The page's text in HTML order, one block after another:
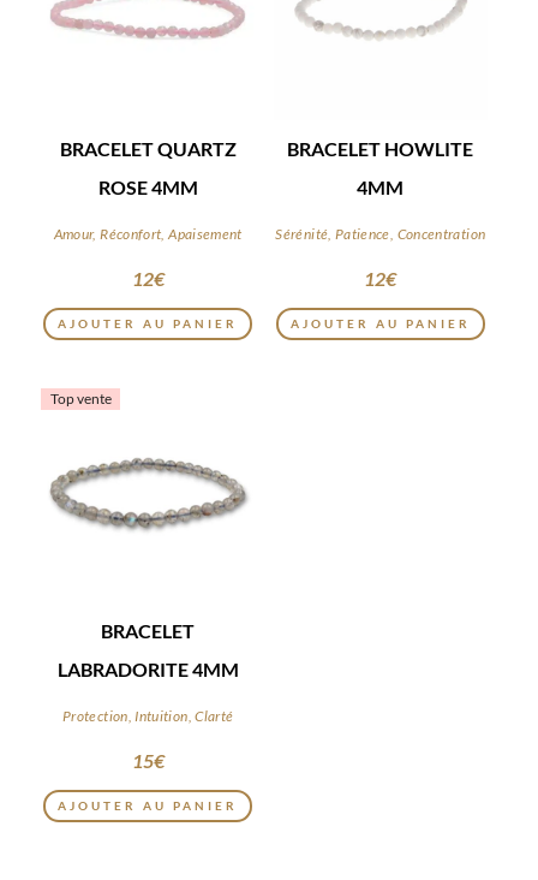
BRACELET QUARTZ
ROSE 4MM
Amour, Réconfort, Apaisement
12€
AJOUTER AU PANIER
BRACELET HOWLITE
4MM
Sérénité, Patience, Concentration
12€
AJOUTER AU PANIER
Top vente
BRACELET
LABRADORITE 4MM
Protection, Intuition, Clarté
15€
AJOUTER AU PANIER